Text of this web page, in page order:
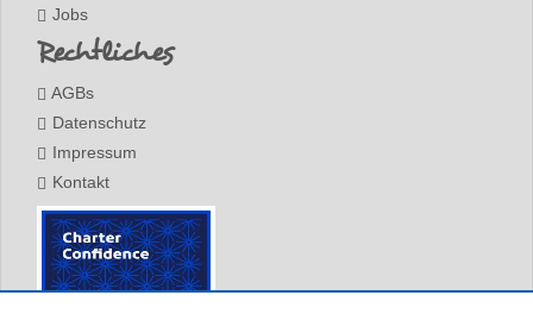
Jobs
Rechtliches
AGBs
Datenschutz
Impressum
Kontakt